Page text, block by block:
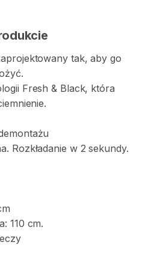
tak​,​ aby go
Fresh & Black​,​ która
Rozkładanie w 2 sekundy.
110 cm.